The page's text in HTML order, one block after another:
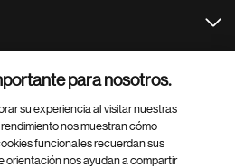
para nosotros.
su experiencia al visitar nuestras
nos muestran cómo
funcionales recuerdan sus
orientación nos ayudan a compartir